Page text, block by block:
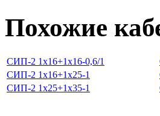
Похожие
СИП-2 1х16+1х16-0,6/1
СИП-2 1х16+1х25-1
СИП-2 1х25+1х35-1